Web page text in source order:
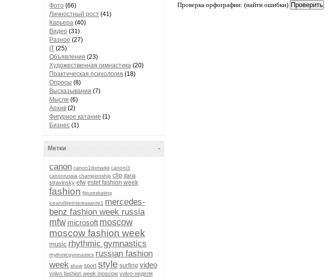
Фото (66)
Личностный рост (41)
Карьера (40)
Видео (31)
Разное (27)
IT (25)
Объявления (23)
Художественная гимнастика (20)
Практическая психология (18)
Опросы (8)
Высказывания (7)
Мысли (6)
Архив (2)
Фигурное катание (1)
Бизнес (1)
-
Метки
canon canon1dxmarkii canonr3
canonrussia championship clip daria
stravinsky efw estet fashion week
fashion figureskating
iceandfireinteressante1 mercedes-
benz fashion week russia
mfw microsoft moscow
moscow fashion week
music rhythmic gymnastics
rhythmicgymnastics russian fashion
week show sport style surfing video
volvo fashion week moscow volvo-неделя
Проверка орфографии: (найти ошибки)